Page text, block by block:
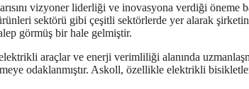
vizyoner liderliği ve inovasyona verdiği öneme
sektörü gibi çeşitli sektörlerde yer alarak
görmüş bir hale gelmiştir.
araçlar ve enerji verimliliği alanında
odaklanmıştır. Askoll, özellikle elektrikli